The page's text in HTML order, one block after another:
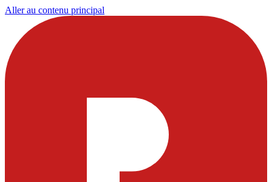
Aller au contenu principal